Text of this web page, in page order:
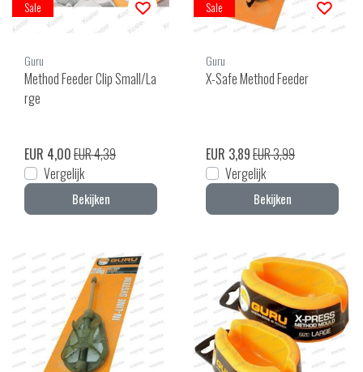
Sale
Guru
Method Feeder Clip Small/La
rge
EUR 4,00EUR 4,39
Vergelijk
Bekijken
Sale
Guru
X-Safe Method Feeder
EUR 3,89EUR 3,99
Vergelijk
Bekijken